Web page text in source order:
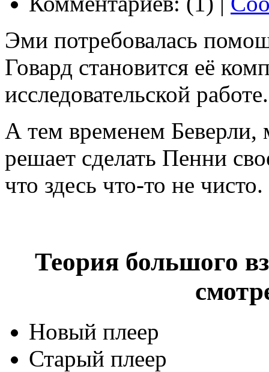
Эми потребовалась
Говард становится её
исследовательской работе.
А тем временем Беверли,
решает сделать Пенни
что здесь что-то не чисто.
Теория большого
Новый плеер
Старый плеер